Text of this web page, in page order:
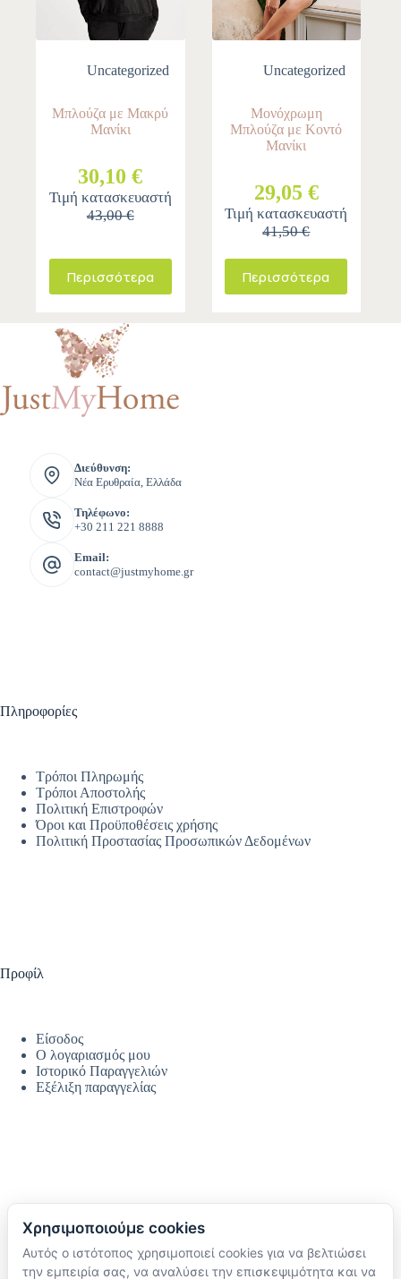
Uncategorized
Μπλούζα με Μακρύ
Μανίκι
30,10 €
Τιμή κατασκευαστή
43,00 €
Περισσότερα
Uncategorized
Μονόχρωμη
Μπλούζα με Κοντό
Μανίκι
29,05 €
Τιμή κατασκευαστή
41,50 €
Περισσότερα
Διεύθυνση:
Νέα Ερυθραία, Ελλάδα
Τηλέφωνο:
+30 211 221 8888
Email:
contact@justmyhome.gr
Πληροφορίες
Τρόποι Πληρωμής
Τρόποι Αποστολής
Πολιτική Επιστροφών
Όροι και Προϋποθέσεις χρήσης
Πολιτική Προστασίας Προσωπικών Δεδομένων
Προφίλ
Είσοδος
Ο λογαριασμός μου
Ιστορικό Παραγγελιών
Εξέλιξη παραγγελίας
Ακολουθήστε μας
TikTok
Χρησιμοποιούμε cookies
Αυτός ο ιστότοπος χρησιμοποιεί cookies για να βελτιώσει
την εμπειρία σας, να αναλύσει την επισκεψιμότητα και να